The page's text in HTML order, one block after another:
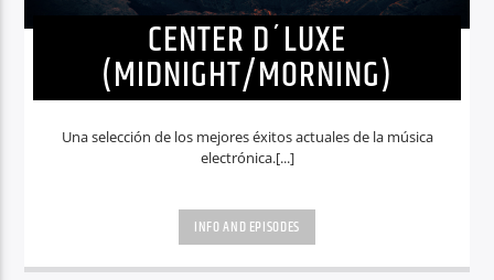
CENTER D´LUXE
(MIDNIGHT/MORNING)
Una selección de los mejores éxitos actuales de la música
electrónica.[...]
INFO AND EPISODES